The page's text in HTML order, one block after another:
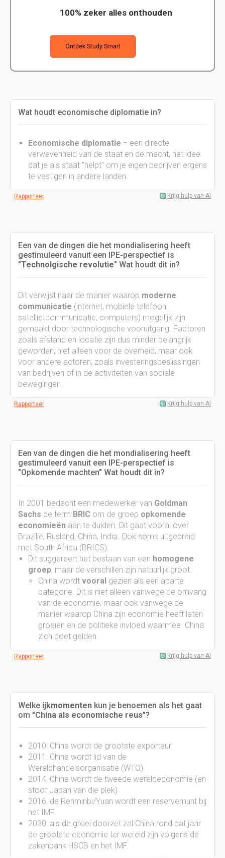
100% zeker alles onthouden
Ontdek Study Smart
Wat houdt economische diplomatie in?
Economische diplomatie = een directe
verwevenheid van de staat en de macht, het idee
dat je als staat "helpt" om je eigen bedrijven ergens
te vestigen in andere landen.
Rapporteer Krijg hulp van AI
Een van de dingen die het mondialisering heeft
gestimuleerd vanuit een IPE-perspectief is
"Technolgische revolutie" Wat houdt dit in?
Dit verwijst naar de manier waarop moderne
communicatie (internet, mobiele telefoon,
satellietcommunicatie, computers) mogelijk zijn
gemaakt door technologische vooruitgang. Factoren
zoals afstand en locatie zijn dus minder belangrijk
geworden, niet alleen voor de overheid, maar ook
voor andere actoren, zoals investeringsbeslissingen
van bedrijven of in de activiteiten van sociale
bewegingen.
Rapporteer Krijg hulp van AI
Een van de dingen die het mondialisering heeft
gestimuleerd vanuit een IPE-perspectief is
"Opkomende machten" Wat houdt dit in?
In 2001 bedacht een medewerker van Goldman
Sachs de term BRIC om de groep opkomende
economieën aan te duiden. Dit gaat vooral over
Brazilië, Rusland, China, India. Ook soms uitgebreid
met South Africa (BRICS).
Dit suggereert het bestaan van een homogene
groep, maar de verschillen zijn natuurlijk groot.
China wordt vooral gezien als een aparte
categorie. Dit is niet alleen vanwege de omvang
van de economie, maar ook vanwege de
manier waarop China zijn economie heeft laten
groeien en de politieke invloed waarmee China
zich doet gelden.
Rapporteer Krijg hulp van AI
Welke ijkmomenten kun je benoemen als het gaat
om "China als economische reus"?
2010: China wordt de grootste exporteur
2011: China wordt lid van de
Wereldhandelsorganisatie (WTO).
2014: China wordt de tweede wereldeconomie (en
stoot Japan van die plek)
2016: de Renminbi/Yuan wordt een reservemunt bij
het IMF.
2030: als de groei doorzet zal China rond dat jaar
de grootste economie ter wereld zijn volgens de
zakenbank HSCB en het IMF.